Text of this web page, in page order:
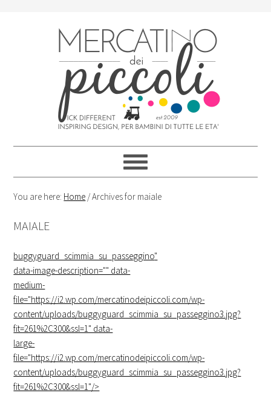
You are here: Home /Archives for maiale
MAIALE
buggyguard_scimmia_su_passeggino"
data-image-description="" data-
medium-
file="https://i2.wp.com/mercatinodeipiccoli.com/wp-
content/uploads/buggyguard_scimmia_su_passeggino3.jpg?
fit=261%2C300&ssl=1" data-
large-
file="https://i2.wp.com/mercatinodeipiccoli.com/wp-
content/uploads/buggyguard_scimmia_su_passeggino3.jpg?
fit=261%2C300&ssl=1"/>